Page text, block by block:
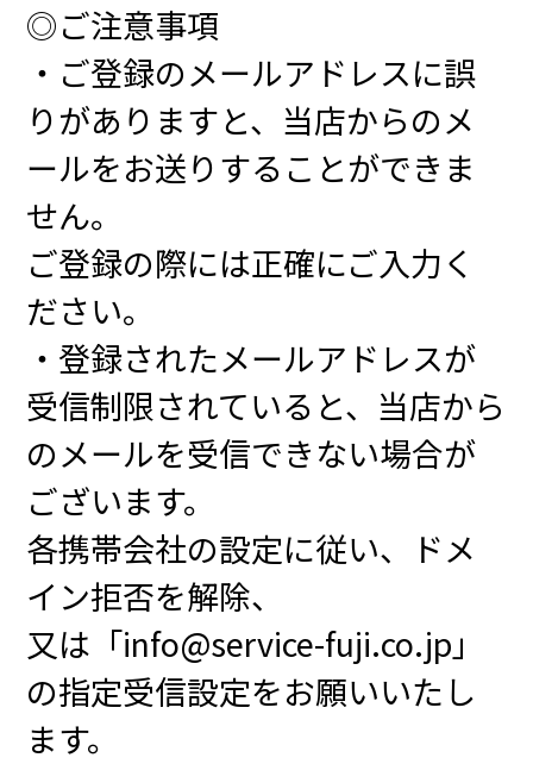
◎ご注意事項
・ご登録のメールアドレスに誤
りがありますと、当店からのメ
ールをお送りすることができま
せん。
ご登録の際には正確にご入力く
ださい。
・登録されたメールアドレスが
受信制限されていると、当店から
のメールを受信できない場合が
ございます。
各携帯会社の設定に従い、ドメ
イン拒否を解除、
又は「info@service-fuji.co.jp」
の指定受信設定をお願いいたし
ます。